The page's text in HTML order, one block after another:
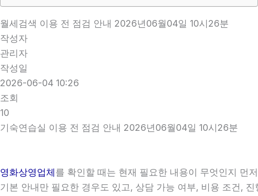
월세검색 이용 전 점검 안내 2026년06월04일 10시26분
작성자
관리자
작성일
2026-06-04 10:26
조회
10
기숙연습실 이용 전 점검 안내 2026년06월04일 10시26분
영화상영업체를 확인할 때는 현재 필요한 내용이 무엇인지 먼
기본 안내만 필요한 경우도 있고, 상담 가능 여부, 비용 조건,